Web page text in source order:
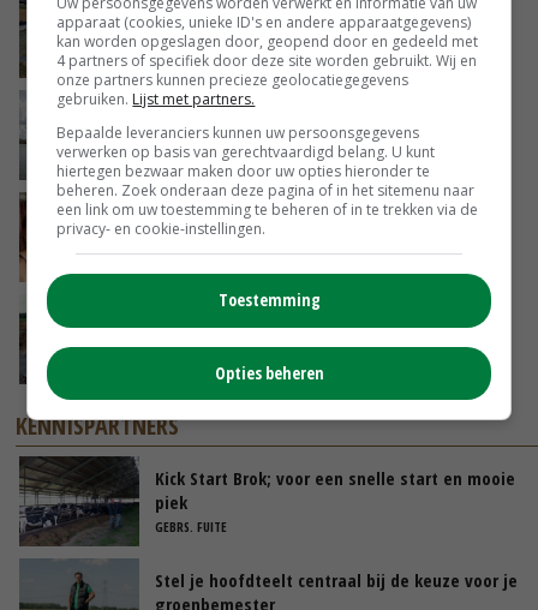
Droogte veroorzaakt steeds meer problemen:
‘Bassin afgelopen week al leeg’
VANDAAG, 14:06
Koeien van enige drijvende boerderij ter
wereld zijn te koop
VANDAAG, 12:00
Danique in Canada: ‘Superveel schik gehad
tijdens stage’
KENNISPARTNERS
Kick Start Brok; voor een snelle start en mooie
piek
GEBRS. FUITE
Stel je hoofdteelt centraal bij de keuze voor je
groenbemester
apparaat (cookies, unieke ID's en andere apparaatgegevens)
kan worden opgeslagen door, geopend door en gedeeld met
4 partners of specifiek door deze site worden gebruikt. Wij en
onze partners kunnen precieze geolocatiegegevens
gebruiken. Lijst met partners.
Bepaalde leveranciers kunnen uw persoonsgegevens
verwerken op basis van gerechtvaardigd belang. U kunt
hiertegen bezwaar maken door uw opties hieronder te
beheren. Zoek onderaan deze pagina of in het sitemenu naar
een link om uw toestemming te beheren of in te trekken via de
privacy- en cookie-instellingen.
Toestemming
Opties beheren